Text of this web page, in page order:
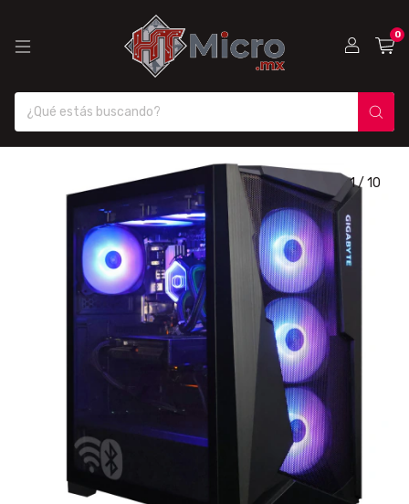
0
1/ 10